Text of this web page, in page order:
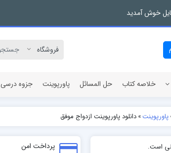
خوش آمدید
خلاصه کتاب حل المسائل پاورپوینت جزوه درسی
پاورپوینت»دانلود پاورپوینت ازدواج موفق
پرداخت امن است.